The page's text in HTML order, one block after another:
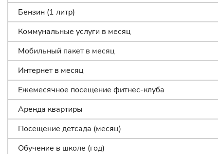
Бензин (1 литр)
Коммунальные услуги в месяц
Мобильный пакет в месяц
Интернет в месяц
Ежемесячное посещение фитнес-клуба
Аренда квартиры
Посещение детсада (месяц)
Обучение в школе (год)